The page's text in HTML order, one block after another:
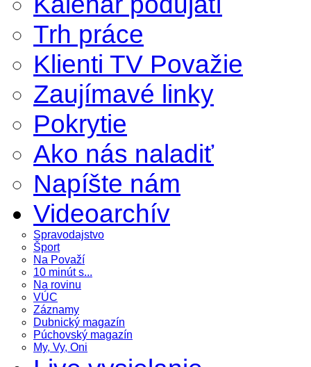
Trh práce
Klienti TV Považie
Zaujímavé linky
Pokrytie
Ako nás naladiť
Napíšte nám
Videoarchív
Spravodajstvo
Šport
Na Považí
10 minút s...
Na rovinu
VÚC
Záznamy
Dubnický magazín
Púchovský magazín
My, Vy, Oni